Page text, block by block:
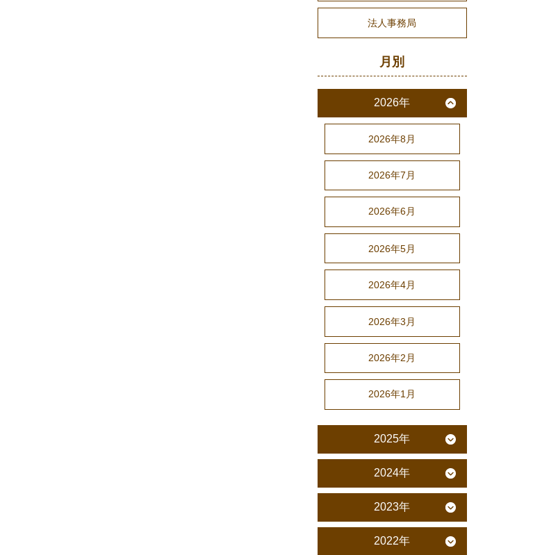
法人事務局
月別
2026年
2026年8月
2026年7月
2026年6月
2026年5月
2026年4月
2026年3月
2026年2月
2026年1月
2025年
2024年
2023年
2022年